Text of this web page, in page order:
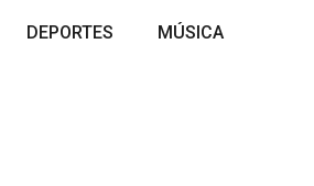
DEPORTES MÚSICA